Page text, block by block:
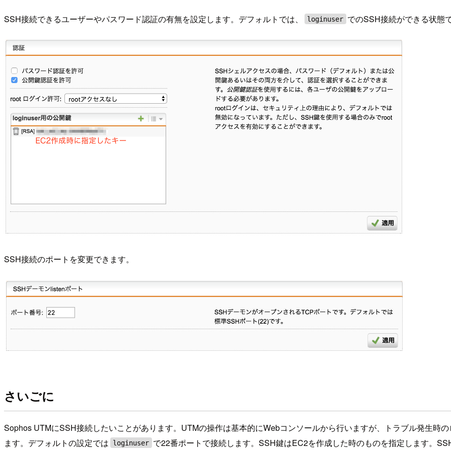
SSH接続できるユーザーやパスワード認証の有無を設定します。デフォルトでは、 loginuser でのSSH接続ができる状態
SSH接続のポートを変更できます。
さいごに
Sophos UTMにSSH接続したいことがあります。UTMの操作は基本的にWebコンソールから行いますが、トラブル発生時
ます。デフォルトの設定では
loginuser で22番ポートで接続します。SSH鍵はEC2を作成した時のものを指定します。